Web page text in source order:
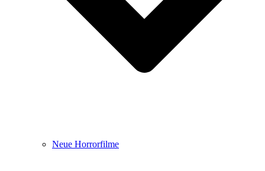
Neue Horrorfilme